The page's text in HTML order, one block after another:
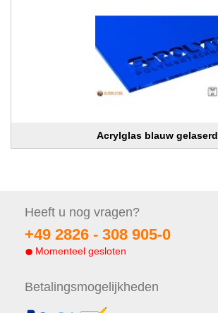
Acrylglas blauw gelaserd
Heeft u nog vragen?
+49 2826 - 308 905-0
Momenteel gesloten
Betalingsmogelijkheden